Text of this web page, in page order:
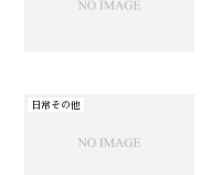
日常その他